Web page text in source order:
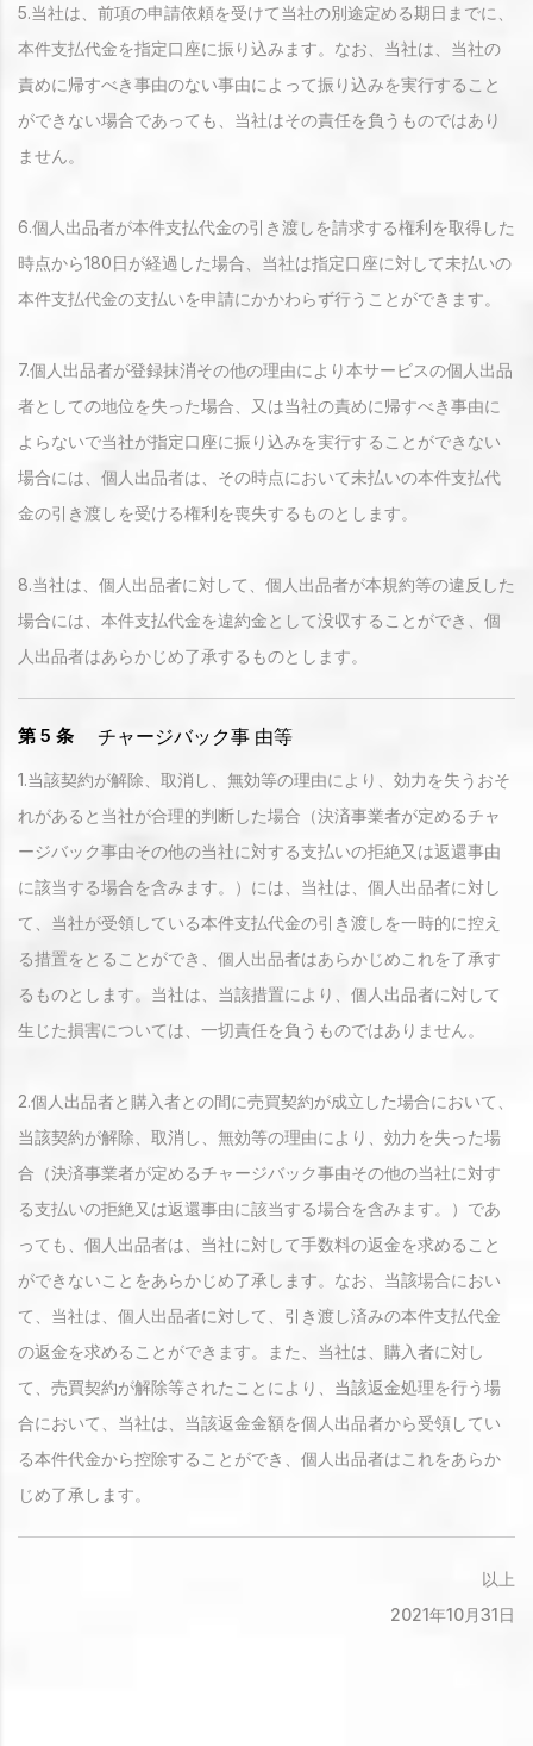
5.当社は、前項の申請依頼を受けて当社の別途定める期日までに、
本件支払代金を指定口座に振り込みます。なお、当社は、当社の
責めに帰すべき事由のない事由によって振り込みを実行すること
ができない場合であっても、当社はその責任を負うものではあり
ません。
6.個人出品者が本件支払代金の引き渡しを請求する権利を取得した
時点から180日が経過した場合、当社は指定口座に対して未払いの
本件支払代金の支払いを申請にかかわらず行うことができます。
7.個人出品者が登録抹消その他の理由により本サービスの個人出品
者としての地位を失った場合、又は当社の責めに帰すべき事由に
よらないで当社が指定口座に振り込みを実行することができない
場合には、個人出品者は、その時点において未払いの本件支払代
金の引き渡しを受ける権利を喪失するものとします。
8.当社は、個人出品者に対して、個人出品者が本規約等の違反した
場合には、本件支払代金を違約金として没収することができ、個
人出品者はあらかじめ了承するものとします。
第 5 条 チャージバック事 由等
1.当該契約が解除、取消し、無効等の理由により、効力を失うおそ
れがあると当社が合理的判断した場合（決済事業者が定めるチャ
ージバック事由その他の当社に対する支払いの拒絶又は返還事由
に該当する場合を含みます。）には、当社は、個人出品者に対し
て、当社が受領している本件支払代金の引き渡しを一時的に控え
る措置をとることができ、個人出品者はあらかじめこれを了承す
るものとします。当社は、当該措置により、個人出品者に対して
生じた損害については、一切責任を負うものではありません。
2.個人出品者と購入者との間に売買契約が成立した場合において、
当該契約が解除、取消し、無効等の理由により、効力を失った場
合（決済事業者が定めるチャージバック事由その他の当社に対す
る支払いの拒絶又は返還事由に該当する場合を含みます。）であ
っても、個人出品者は、当社に対して手数料の返金を求めること
ができないことをあらかじめ了承します。なお、当該場合におい
て、当社は、個人出品者に対して、引き渡し済みの本件支払代金
の返金を求めることができます。また、当社は、購入者に対し
て、売買契約が解除等されたことにより、当該返金処理を行う場
合において、当社は、当該返金金額を個人出品者から受領してい
る本件代金から控除することができ、個人出品者はこれをあらか
じめ了承します。
以上
2021年10月31日